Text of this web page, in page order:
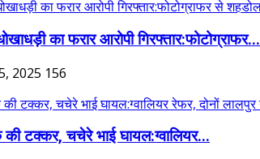
का फरार आरोपी गिरफ्तार:फोटोग्राफर...
2025 156
की टक्कर, चचेरे भाई घायल:ग्वालियर...